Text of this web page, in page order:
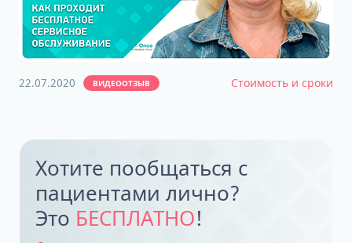
22.07.2020 ВИДЕООТЗЫВ Стоимость и сроки
Хотите пообщаться с
пациентами лично?
Это БЕСПЛАТНО!